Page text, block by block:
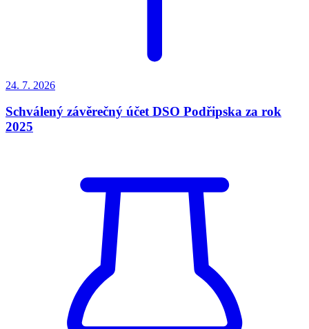
24. 7. 2026
Schválený závěrečný účet DSO Podřipska za rok
2025